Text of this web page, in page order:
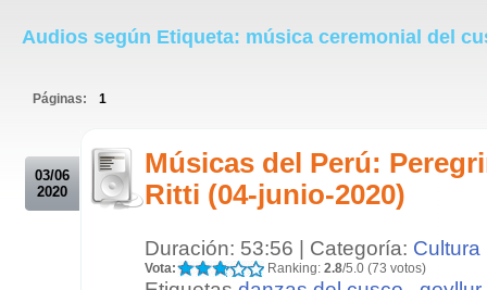
Audios según Etiqueta: música ceremonial del
Páginas: 1
03/06
2020
Músicas del Perú:
Ritti (04-junio-2020)
Duración: 53:56 | Categoría: Cultura
Vota: Ranking: 2.8/5.0 (73 votos)